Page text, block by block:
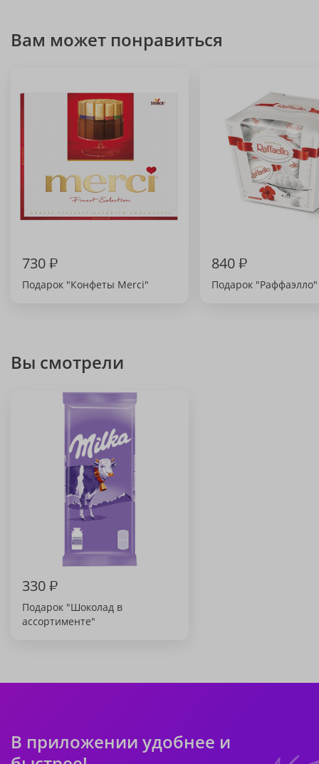
Вам может понравиться
730₽
Подарок "Конфеты Merci"
840₽
Подарок "Раффаэлло"
Вы смотрели
330₽
Подарок "Шоколад в
ассортименте"
В приложении удобнее и